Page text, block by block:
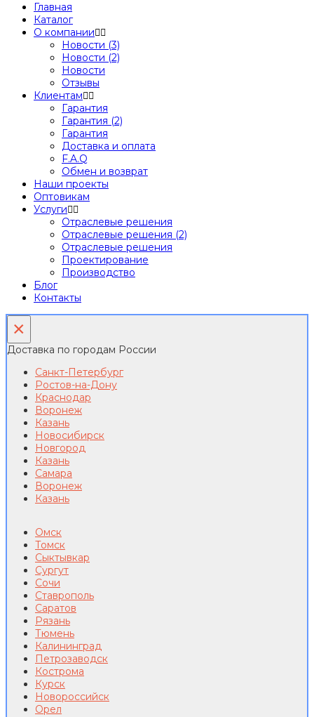
Главная
Каталог
О компании
Новости (3)
Новости (2)
Новости
Отзывы
Клиентам
Гарантия
Гарантия (2)
Гарантия
Доставка и оплата
F.A.Q
Обмен и возврат
Наши проекты
Оптовикам
Услуги
Отраслевые решения
Отраслевые решения (2)
Отраслевые решения
Проектирование
Производство
Блог
Контакты
×
Доставка по городам России
Санкт-Петербург
Ростов-на-Дону
Краснодар
Воронеж
Казань
Новосибирск
Новгород
Казань
Самара
Воронеж
Казань
Омск
Томск
Сыктывкар
Сургут
Сочи
Ставрополь
Саратов
Рязань
Тюмень
Калининград
Петрозаводск
Кострома
Курск
Новороссийск
Орел